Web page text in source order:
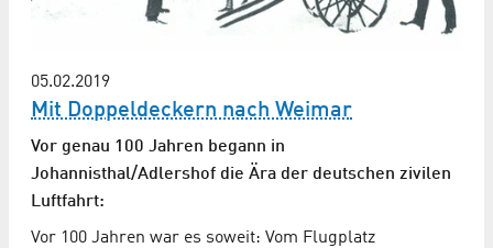
05.02.2019
Mit Doppeldeckern nach Weimar
Vor genau 100 Jahren begann in
Johannisthal/Adlershof die Ära der deutschen zivilen
Luftfahrt:
Vor 100 Jahren war es soweit: Vom Flugplatz